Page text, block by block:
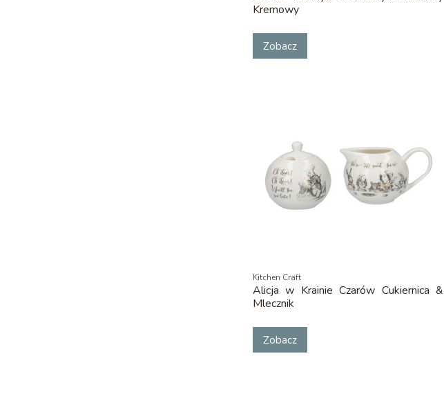
Kremowy
Zobacz
Kitchen Craft
Alicja w Krainie Czarów Cukiernica &
Mlecznik
Zobacz